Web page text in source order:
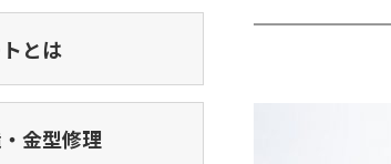
とは
金型修理